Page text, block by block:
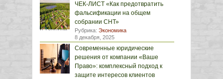
ЧЕК-ЛИСТ «Как предотвратить
фальсификации на общем
собрании СНТ»
Рубрика: Экономика
8 декабря, 2025
Современные юридические
решения от компании «Ваше
Право»: комплексный подход к
защите интересов клиентов